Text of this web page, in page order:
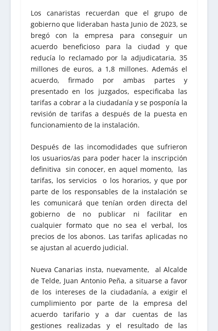
Los canaristas recuerdan que el grupo de
gobierno que lideraban hasta Junio de 2023, se
bregó con la empresa para conseguir un
acuerdo beneficioso para la ciudad y que
reducía lo reclamado por la adjudicataria, 35
millones de euros, a 1,8 millones. Además el
acuerdo, firmado por ambas partes y
presentado en los juzgados, especificaba las
tarifas a cobrar a la ciudadanía y se posponía la
revisión de tarifas a después de la puesta en
funcionamiento de la instalación.
Después de las incomodidades que sufrieron
los usuarios/as para poder hacer la inscripción
definitiva sin conocer, en aquel momento, las
tarifas, los servicios o los horarios, y que por
parte de los responsables de la instalación se
les comunicará que tenían orden directa del
gobierno de no publicar ni facilitar en
cualquier formato que no sea el verbal, los
precios de los abonos. Las tarifas aplicadas no
se ajustan al acuerdo judicial.
Nueva Canarias insta, nuevamente, al Alcalde
de Telde, Juan Antonio Peña, a situarse a favor
de los intereses de la ciudadanía, a exigir el
cumplimiento por parte de la empresa del
acuerdo tarifario y a dar cuentas de las
gestiones realizadas y el resultado de las